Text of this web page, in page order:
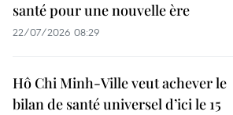
santé pour une nouvelle ère
22/07/2026 08:29
Hô Chi Minh-Ville veut achever le
bilan de santé universel d’ici le 15